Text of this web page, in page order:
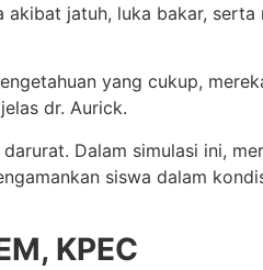
jatuh, luka bakar, serta
yang cukup,
dr. Aurick.
Dalam simulasi ini,
siswa dalam
KPEC